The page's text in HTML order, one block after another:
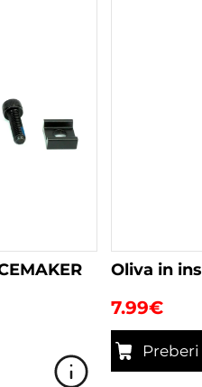
Oliva in
7.99€
Preberi